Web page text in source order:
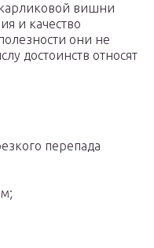
вишни
и качество
они не
достоинств относят
перепада